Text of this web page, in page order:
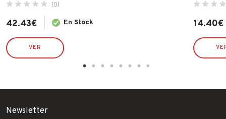
(0)
42.43€ En Stock
VER
14.40€
Newsletter